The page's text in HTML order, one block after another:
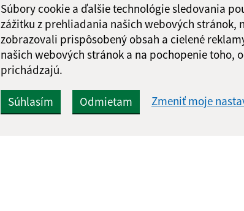
Súbory cookie a ďalšie technológie sledovania
zážitku z prehliadania našich webových stránok,
zobrazovali prispôsobený obsah a cielené
našich webových stránok a na pochopenie toho,
prichádzajú.
Súhlasím Odmietam Zmeniť moje